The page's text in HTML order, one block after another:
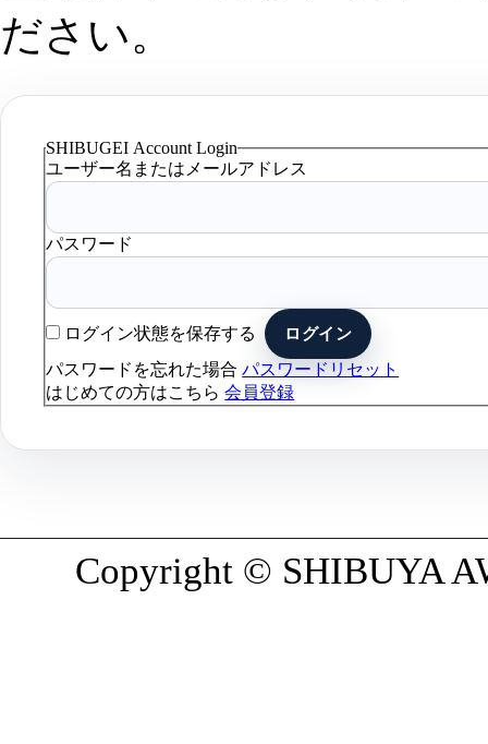
ださい。
SHIBUGEI Account Login
ユーザー名またはメールアドレス
パスワード
ログイン状態を保存する
パスワードを忘れた場合パスワードリセット
はじめての方はこちら会員登録
Copyright © SHIBUYA